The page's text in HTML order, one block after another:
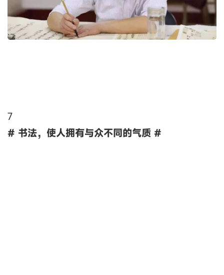
7
# 书法，使人拥有与众不同的气质 #